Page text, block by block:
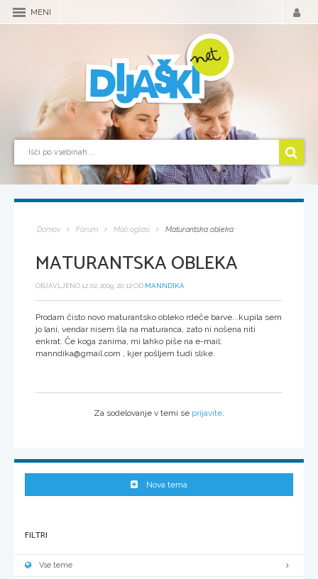
MENI
Domov Forum Mali oglasi Maturantska obleka
MATURANTSKA OBLEKA
OBJAVLJENO 12.02.2009, 20:12 OD MANNDIKA
Prodam čisto novo maturantsko obleko rdeče barve...kupila sem
jo lani, vendar nisem šla na maturanca, zato ni nošena niti
enkrat. Če koga zanima, mi lahko piše na e-mail:
manndika@gmail.com , kjer pošljem tudi slike.
Za sodelovanje v temi se prijavite
Nova tema
FILTRI
Vse teme